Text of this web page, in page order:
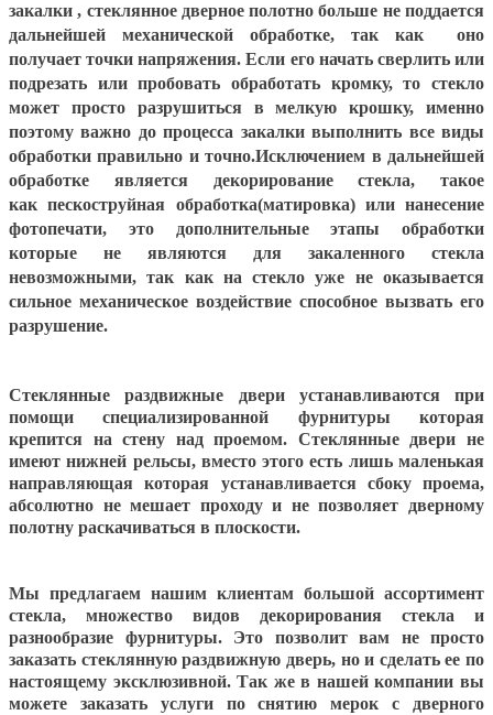
закалки , стеклянное дверное полотно больше не поддается
дальнейшей механической обработке, так как оно
получает точки напряжения. Если его начать сверлить или
подрезать или пробовать обработать кромку, то стекло
может просто разрушиться в мелкую крошку, именно
поэтому важно до процесса закалки выполнить все виды
обработки правильно и точно.Исключением в дальнейшей
обработке является декорирование стекла, такое
какпескоструйная обработка(матировка)или нанесение
фотопечати, это дополнительные этапы обработки
которые не являются для закаленного стекла
невозможными, так как на стекло уже не оказывается
сильное механическое воздействие способное вызвать его
разрушение.
Стеклянные раздвижные двери устанавливаются при
помощи специализированной фурнитуры которая
крепится на стену над проемом. Стеклянные двери не
имеют нижней рельсы, вместо этого есть лишь маленькая
направляющая которая устанавливается сбоку проема,
абсолютно не мешает проходу и не позволяет дверному
полотну раскачиваться в плоскости.
Мы предлагаем нашим клиентам большой ассортимент
стекла, множество видов декорирования стекла и
разнообразие фурнитуры. Это позволит вам не просто
заказать стеклянную раздвижную дверь, но и сделать ее по
настоящему эксклюзивной. Так же в нашей компании вы
можете заказать услуги по снятию мерок с дверного